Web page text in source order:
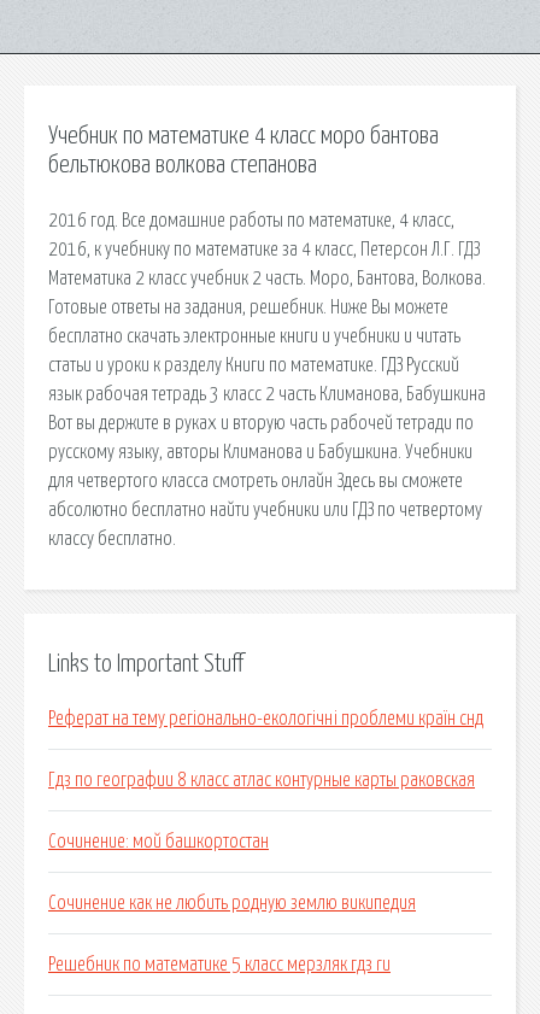
Учебник по математике 4 класс моро бантова
бельтюкова волкова степанова
2016 год. Все домашние работы по математике, 4 класс,
2016, к учебнику по математике за 4 класс, Петерсон Л.Г. ГДЗ
Математика 2 класс учебник 2 часть. Моро, Бантова, Волкова.
Готовые ответы на задания, решебник. Ниже Вы можете
бесплатно скачать электронные книги и учебники и читать
статьи и уроки к разделу Книги по математике. ГДЗ Русский
язык рабочая тетрадь 3 класс 2 часть Климанова, Бабушкина
Вот вы держите в руках и вторую часть рабочей тетради по
русскому языку, авторы Климанова и Бабушкина. Учебники
для четвертого класса смотреть онлайн Здесь вы сможете
абсолютно бесплатно найти учебники или ГДЗ по четвертому
классу бесплатно.
Links to Important Stuff
Реферат на тему регіонально-екологічні проблеми країн снд
Гдз по географии 8 класс атлас контурные карты раковская
Сочинение: мой башкортостан
Сочинение как не любить родную землю википедия
Решебник по математике 5 класс мерзляк гдз ru